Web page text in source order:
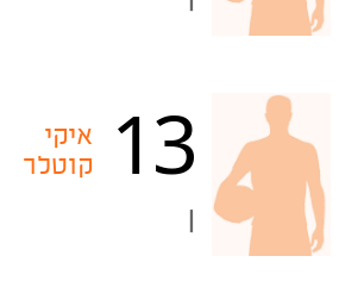
13
איקי
קוטלר